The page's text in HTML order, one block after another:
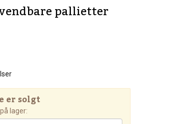
pallietter
er solgt
lager: